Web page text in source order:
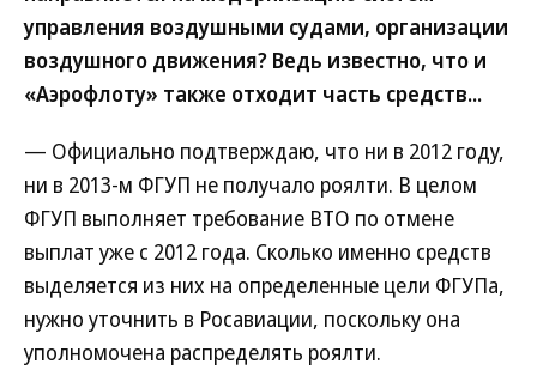
управления воздушными судами, организации
воздушного движения? Ведь известно, что и
«Аэрофлоту» также отходит часть средств...
— Официально подтверждаю, что ни в 2012 году,
ни в 2013-м ФГУП не получало роялти. В целом
ФГУП выполняет требование ВТО по отмене
выплат уже с 2012 года. Сколько именно средств
выделяется из них на определенные цели ФГУПа,
нужно уточнить в Росавиации, поскольку она
уполномочена распределять роялти.